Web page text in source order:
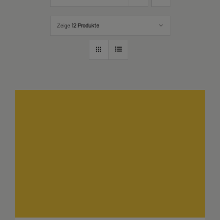
Zeige 12 Produkte